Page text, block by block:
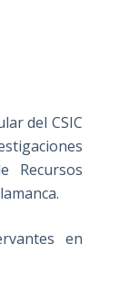
del CSIC
Recursos